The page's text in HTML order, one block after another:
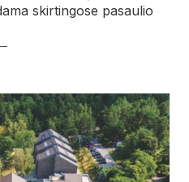
skirtingose pasaulio